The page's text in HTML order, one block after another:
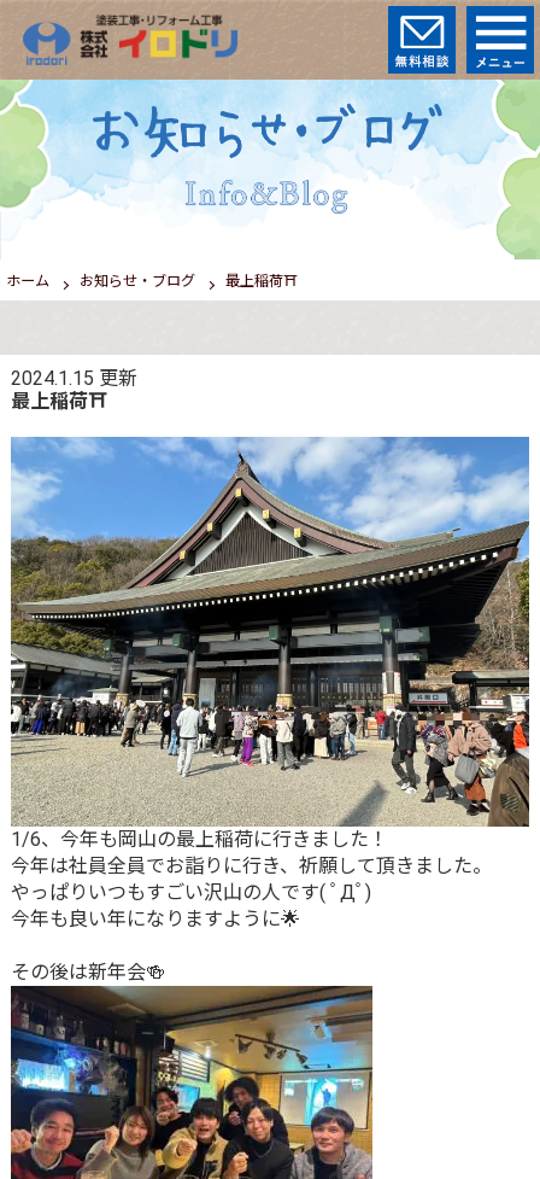
ホーム お知らせ・ブログ 最上稲荷⛩️
2024.1.15 更新
最上稲荷⛩️
1/6、今年も岡山の最上稲荷に行きました！
今年は社員全員でお詣りに行き、祈願して頂きました。
やっぱりいつもすごい沢山の人です( ﾟДﾟ)
今年も良い年になりますように🌟
その後は新年会🍻